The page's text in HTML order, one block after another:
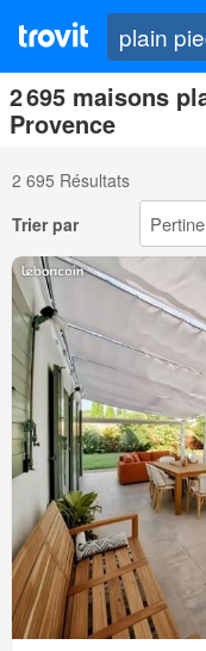
2 695 maisons
Provence
2 695 Résultats
Trier par